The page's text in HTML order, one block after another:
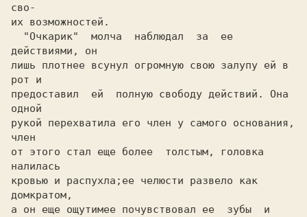
сво-
их возможностей.
действиями, он
лишь плотнее всунул огромную свою залупу ей в
рот и
предоставил  ей  полную свободу действий. Она
одной
рукой перехватила его член у самого основания,
член
от этого стал еще более  толстым, головка
налилась
кровью и распухла;ее челюсти развело как
домкратом,
а он еще ощутимее почувствовал ее  зубы  и